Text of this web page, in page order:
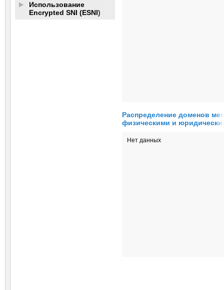
Использование
Encrypted SNI (ESNI)
Распределение доменов
физическими и
Нет данных